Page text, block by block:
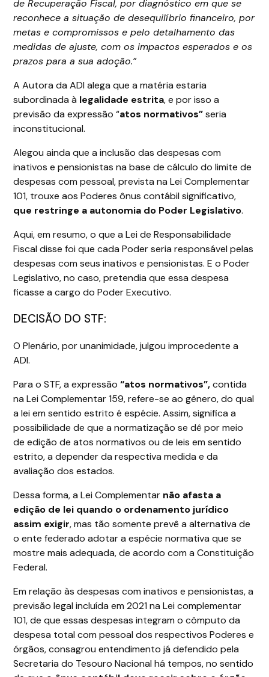
de Recuperação Fiscal, por diagnóstico em que se
reconhece a situação de desequilíbrio financeiro, por
metas e compromissos e pelo detalhamento das
medidas de ajuste, com os impactos esperados e os
prazos para a sua adoção.”
A Autora da ADI alega que a matéria estaria
subordinada à legalidade estrita, e por isso a
previsão da expressão “atos normativos”seria
inconstitucional.
Alegou ainda que a inclusão das despesas com
inativos e pensionistas na base de cálculo do limite de
despesas com pessoal, prevista na Lei Complementar
101, trouxe aos Poderes ônus contábil significativo,
que restringe a autonomia do Poder Legislativo.
Aqui, em resumo, o que a Lei de Responsabilidade
Fiscal disse foi que cada Poder seria responsável pelas
despesas com seus inativos e pensionistas. E o Poder
Legislativo, no caso, pretendia que essa despesa
ficasse a cargo do Poder Executivo.
DECISÃO DO STF:
O Plenário, por unanimidade, julgou improcedente a
ADI.
Para o STF, a expressão“atos normativos”,contida
na Lei Complementar 159, refere-se ao gênero, do qual
a lei em sentido estrito é espécie. Assim, significa a
possibilidade de que a normatização se dê por meio
de edição de atos normativos ou de leis em sentido
estrito, a depender da respectiva medida e da
avaliação dos estados.
Dessa forma, a Lei Complementar não afasta a
edição de lei quando o ordenamento jurídico
assim exigir, mas tão somente prevê a alternativa de
o ente federado adotar a espécie normativa que se
mostre mais adequada, de acordo com a Constituição
Federal.
Em relação às despesas com inativos e pensionistas, a
previsão legal incluída em 2021 na Lei complementar
101, de que essas despesas integram o cômputo da
despesa total com pessoal dos respectivos Poderes e
órgãos, consagrou entendimento já defendido pela
Secretaria do Tesouro Nacional há tempos, no sentido